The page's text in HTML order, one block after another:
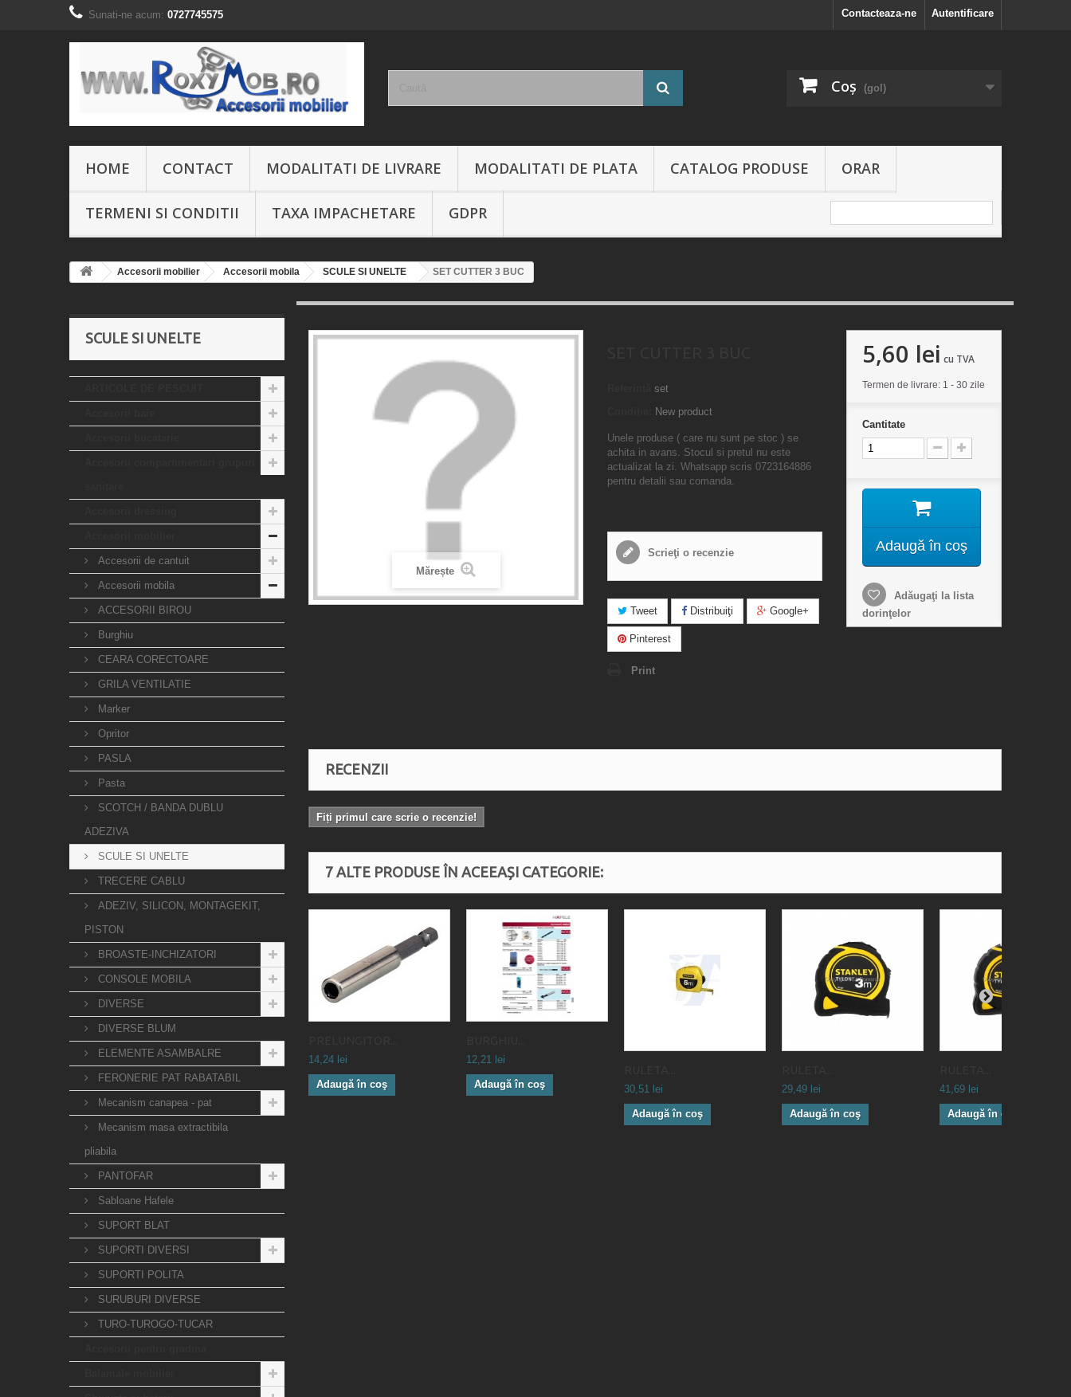
Autentificare
Contacteaza-ne
Sunati-ne acum: 0727745575
Coş (gol)
HOME CONTACT MODALITATI DE LIVRARE MODALITATI DE PLATA CATALOG PRODUSE ORAR
TERMENI SI CONDITII TAXA IMPACHETARE GDPR
Accesorii mobilier Accesorii mobila SCULE SI UNELTE SET CUTTER 3 BUC
SCULE SI UNELTE
Accesorii de cantuit
Accesorii mobila
ACCESORII BIROU
Burghiu
CEARA CORECTOARE
GRILA VENTILATIE
Marker
Opritor
PASLA
Pasta
SCOTCH / BANDA DUBLU
ADEZIVA
SCULE SI UNELTE
TRECERE CABLU
ADEZIV, SILICON, MONTAGEKIT,
PISTON
BROASTE-INCHIZATORI
CONSOLE MOBILA
DIVERSE
DIVERSE BLUM
ELEMENTE ASAMBALRE
FERONERIE PAT RABATABIL
Mecanism canapea - pat
Mecanism masa extractibila
pliabila
PANTOFAR
Sabloane Hafele
SUPORT BLAT
SUPORTI DIVERSI
SUPORTI POLITA
SURUBURI DIVERSE
TURO-TUROGO-TUCAR
Mărește
set
New product
Unele produse ( care nu sunt pe stoc ) se
achita in avans. Stocul si pretul nu este
actualizat la zi. Whatsapp scris 0723164886
pentru detalii sau comanda.
Scrieţi o recenzie
Tweet Distribuiţi Google+
Pinterest
Print
5,60 lei cu TVA
Termen de livrare: 1 - 30 zile
Cantitate
Adaugă în coş
Adăugaţi la lista
dorinţelor
RECENZII
Fiți primul care scrie o recenzie!
7 ALTE PRODUSE ÎN ACEEAȘI CATEGORIE:
14,24 lei
Adaugă în coş
12,21 lei
Adaugă în coş 30,51 lei
Adaugă în coş
29,49 lei
Adaugă în coş
41,69 lei
Adaugă în coş